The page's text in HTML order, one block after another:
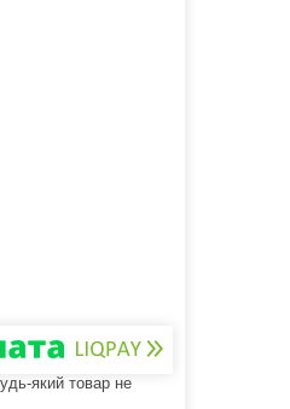
який товар не